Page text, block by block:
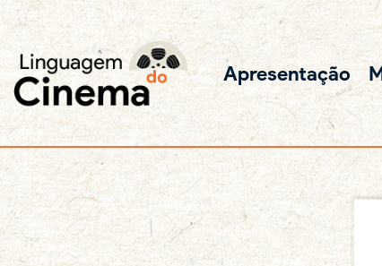
Apresentação